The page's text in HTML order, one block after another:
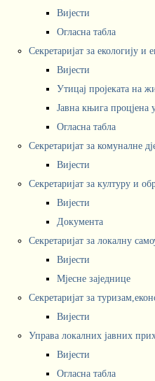
Вијести
Огласна табла
Секретаријат за екологију и
Вијести
Утицај пројеката на
Јавна књига процјена
Огласна табла
Секретаријат за комуналне
Вијести
Секретаријат за културу и
Вијести
Документа
Секретаријат за локалну
Вијести
Мјесне заједнице
Секретаријат за
Вијести
Управа локалних јавних
Вијести
Огласна табла